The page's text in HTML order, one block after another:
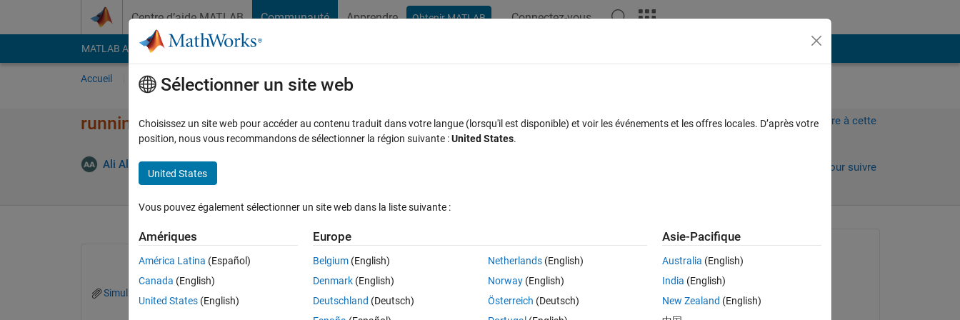
Centre d’aide MATLAB Communauté Apprendre Obtenir MATLAB Connectez-vous
MATLAB Answers File Exchange Cody
Accueil Poser une question Parcourir
running a simulink desktop real-time model as .m file
Ali Albaidhani 28 Juil 2022
Connectez-vous pour répondre à cette
Connectez-vous pour suivre
Ouvrir dans MATLAB Online
Simulink_Model.png
Ali Albaidhani
le 28 Juil 2022
Sélectionner un site web
Choisissez un site web pour accéder au contenu traduit dans votre langue (lorsqu'il est disponible) et voir les événements et les offres locales. D’après votre
position, nous vous recommandons de sélectionner la région suivante :United States.
United States
Vous pouvez également sélectionner un site web dans la liste suivante :
Amériques
América Latina (Español)
Canada (English)
United States (English)
Europe
Belgium (English)
Denmark (English)
Deutschland (Deutsch)
Netherlands(English)
Norway(English)
Österreich (Deutsch)
Asie-Pacifique
Australia (English)
India (English)
New Zealand (English)